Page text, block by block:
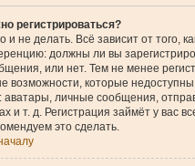
регистрироваться?
и не делать. Всё зависит от того,
должны ли вы
или нет. Тем не менее
возможности, которые
аватары, личные сообщения,
и т. д. Регистрация займёт у вас
это сделать.